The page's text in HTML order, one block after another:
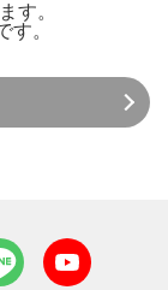
す。
す。